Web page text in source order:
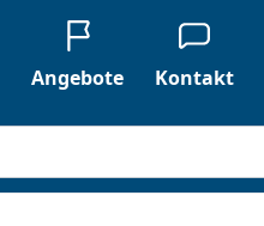
Angebote Kontakt